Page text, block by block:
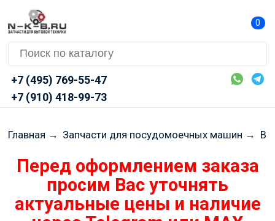
0
+7 (495) 769-55-47
+7 (910) 418-99-73
Главная → Запчасти для посудомоечных машин →
Перед оформлением заказа
просим Вас уточнять
актуальные цены и наличие